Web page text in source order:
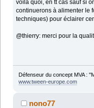
voilà quoi, en tt cas sauf si
continuerons à alimenter le
techniques) pour éclairer
@thierry: merci pour la
Défenseur du concept MVA :
www.tween-europe.com
nono77